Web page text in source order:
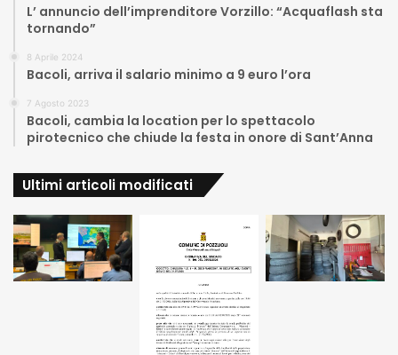
L’ annuncio dell’imprenditore Vorzillo: “Acquaflash sta
tornando”
8 Aprile 2024
Bacoli, arriva il salario minimo a 9 euro l’ora
7 Agosto 2023
Bacoli, cambia la location per lo spettacolo
pirotecnico che chiude la festa in onore di Sant’Anna
Ultimi articoli modificati